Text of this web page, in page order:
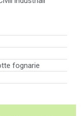
fognarie